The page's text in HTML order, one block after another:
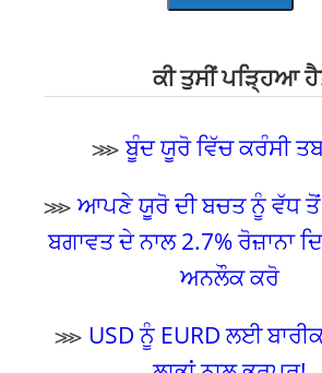
ਕੀ ਤੁਸੀਂ ਪੜ੍ਹਿਆ
⋙ਬੂੰਦ ਯੂਰੋ ਵਿੱਚ ਕਰੰਸੀ
⋙ਆਪਣੇ ਯੂਰੋ ਦੀ ਬਚਤ ਨੂੰ ਵੱਧ ਤੋਂ
ਬਗਾਵਤ ਦੇ ਨਾਲ 2.7% ਰੋਜ਼ਾਨਾ
ਅਨਲੌਕ ਕਰੋ
⋙ USD ਨੂੰ EURD ਲਈ